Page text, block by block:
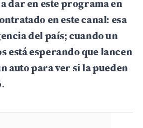
dar en este programa en
en este canal: esa
del país; cuando un
está esperando que lancen
auto para ver si la pueden